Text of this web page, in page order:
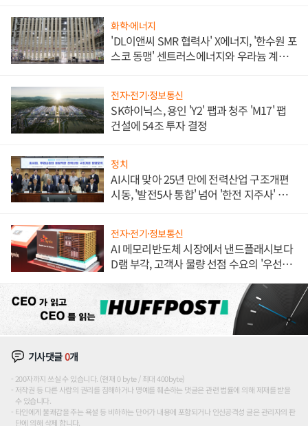
화학·에너지
'DL이앤씨 SMR 협력사' X에너지, '한수원 포
스코 동맹' 센트러스에너지와 우라늄 계약
전자·전기·정보통신
SK하이닉스, 용인 'Y2' 팹과 청주 'M17' 팹
건설에 54조 투자 결정
정치
AI시대 맞아 25년 만에 전력산업 구조개편
시동, '발전5사 통합' 넘어 '한전 지주사' 재편
전자·전기·정보통신
AI 메모리반도체 시장에서 낸드플래시보다
D램 부각, 고객사 물량 선점 수요의 '우선순
기사댓글0개
200자까지 쓰실 수 있습니다. (현재 0 byte / 최대 400byte)
저작권 등 다른 사람의 권리를 침해하거나 명예를 훼손하는 댓글은 관련 법률에 의해 제재를 받을
수 있습니다.
타인에게 불쾌감을 주는 욕설 등 비하하는 단어가 내용에 포함되거나 인신공격성 글은 관리자의 판
단에 의해 삭제 합니다.